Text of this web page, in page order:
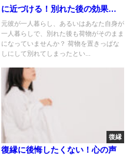
に近づける！別れた後の効果的
な方法
元彼が一人暮らし、あるいはあなた自身が
一人暮らしで、別れた後も荷物がそのまま
になっていませんか？ 荷物を置きっぱな
しにして別れてしまったとい...
復縁
復縁に後悔したくない！心の声